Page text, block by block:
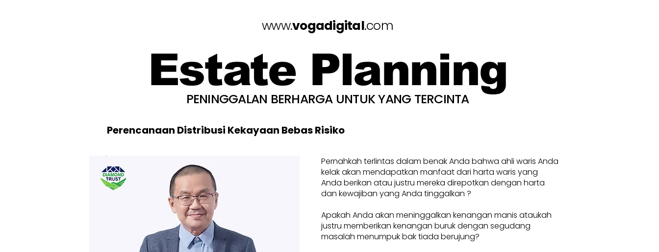
www.vogadigital.com
Estate Planning
PENINGGALAN BERHARGA UNTUK YANG TERCINTA
Perencanaan Distribusi Kekayaan Bebas Risiko
Pernahkah terlintas dalam benak Anda bahwa ahli waris Anda
kelak akan mendapatkan manfaat dari harta waris yang
Anda berikan atau justru mereka direpotkan dengan harta
dan kewajiban yang Anda tinggalkan ?
Apakah Anda akan meninggalkan kenangan manis ataukah
justru memberikan kenangan buruk dengan segudang
masalah menumpuk bak tiada berujung?